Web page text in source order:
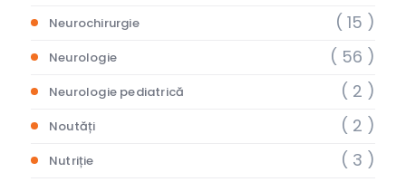
Neurochirurgie ( 15 )
Neurologie ( 56 )
Neurologie pediatrică ( 2 )
Noutăți ( 2 )
Nutriție ( 3 )